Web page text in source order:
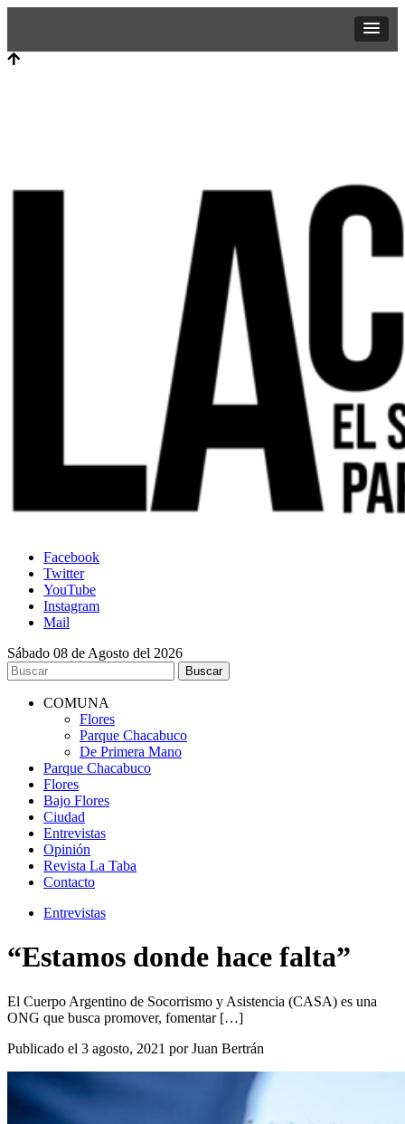
Facebook
Twitter
YouTube
Instagram
Mail
Sábado 08 de Agosto del 2026
COMUNA
Flores
Parque Chacabuco
De Primera Mano
Parque Chacabuco
Flores
Bajo Flores
Ciudad
Entrevistas
Opinión
Revista La Taba
Contacto
Entrevistas
“Estamos donde hace falta”
El Cuerpo Argentino de Socorrismo y Asistencia (CASA) es una
ONG que busca promover, fomentar […]
Publicado el 3 agosto, 2021 por Juan Bertrán